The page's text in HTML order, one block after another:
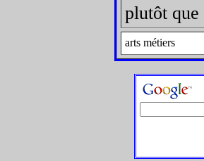
plutôt que
arts métiers